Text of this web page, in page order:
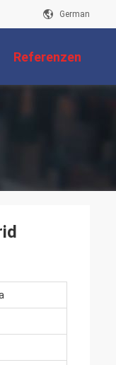
German
Referenzen